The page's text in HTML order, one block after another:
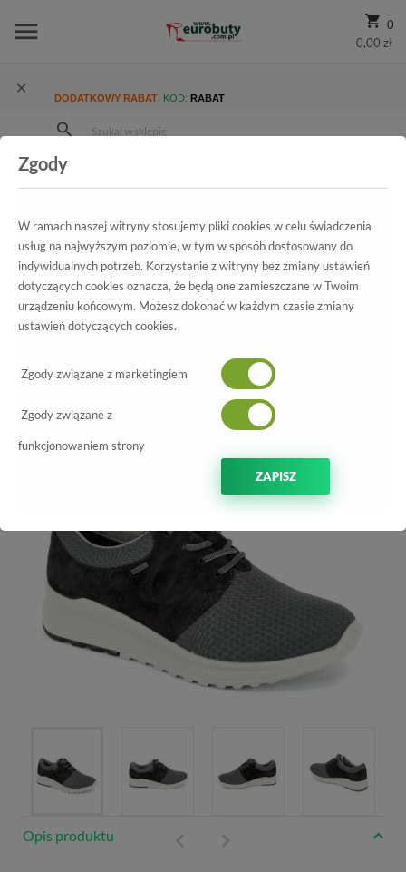
0
0,00 zł
DODATKOWY RABAT KOD: RABAT
Damskie
Półbuty
Wszystkie produkty
1-00592-90 Lavagna Gore-tex
Opis produktu
Zgody
W ramach naszej witryny stosujemy pliki cookies w celu świadczenia
usług na najwyższym poziomie, w tym w sposób dostosowany do
indywidualnych potrzeb. Korzystanie z witryny bez zmiany ustawień
dotyczących cookies oznacza, że będą one zamieszczane w Twoim
urządzeniu końcowym. Możesz dokonać w każdym czasie zmiany
ustawień dotyczących cookies.
Zgody związane z marketingiem
Zgody związane z
funkcjonowaniem strony
ZAPISZ